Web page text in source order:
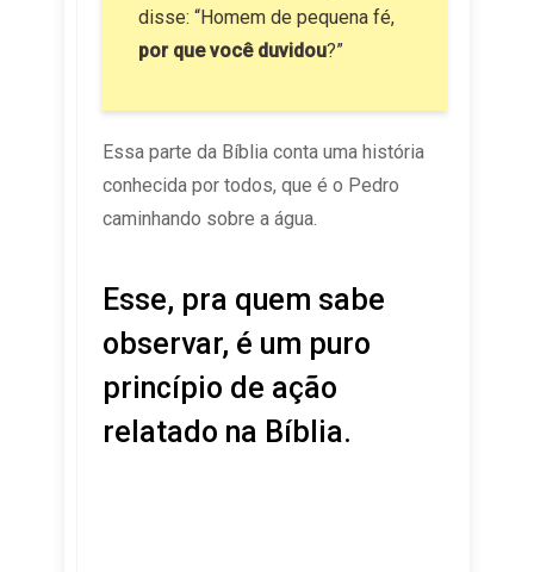
disse: “Homem de pequena fé,
por que você duvidou?”
Essa parte da Bíblia conta uma história
conhecida por todos, que é o Pedro
caminhando sobre a água.
Esse, pra quem sabe
observar, é um puro
princípio de ação
relatado na Bíblia.